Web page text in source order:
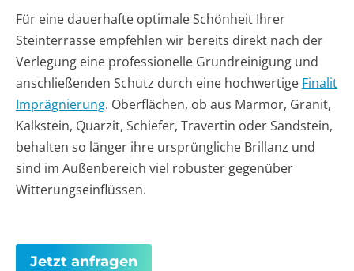
Für eine dauerhafte optimale Schönheit Ihrer
Steinterrasse empfehlen wir bereits direkt nach der
Verlegung eine professionelle Grundreinigung und
anschließenden Schutz durch eine hochwertige Finalit
Imprägnierung. Oberflächen, ob aus Marmor, Granit,
Kalkstein, Quarzit, Schiefer, Travertin oder Sandstein,
behalten so länger ihre ursprüngliche Brillanz und
sind im Außenbereich viel robuster gegenüber
Witterungseinflüssen.
Jetzt anfragen